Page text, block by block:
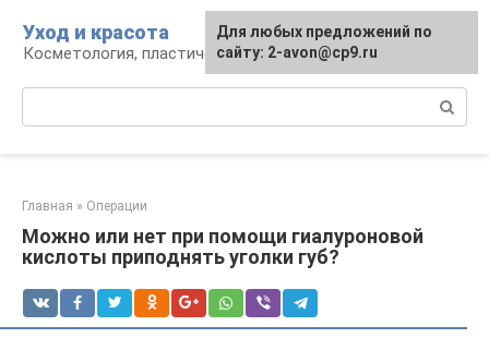
контенту
Уход и красота
Косметология, пластическая хирургия, уход
Главная » Операции
Можно или нет при помощи гиалуроновой
кислоты приподнять уголки губ?
Для любых предложений по
сайту: 2-avon@cp9.ru